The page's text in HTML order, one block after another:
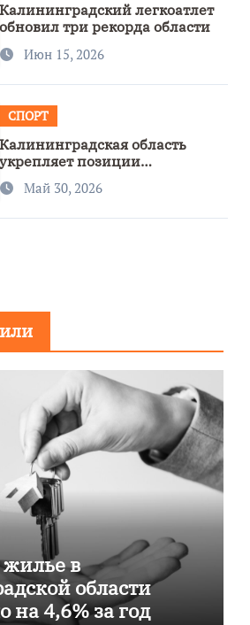
Калининградский легкоатлет
обновил три рекорда области
Июн 15, 2026
СПОРТ
Калининградская область
укрепляет позиции
спортивного региона
Май 30, 2026
в
области
на 4,6% за год